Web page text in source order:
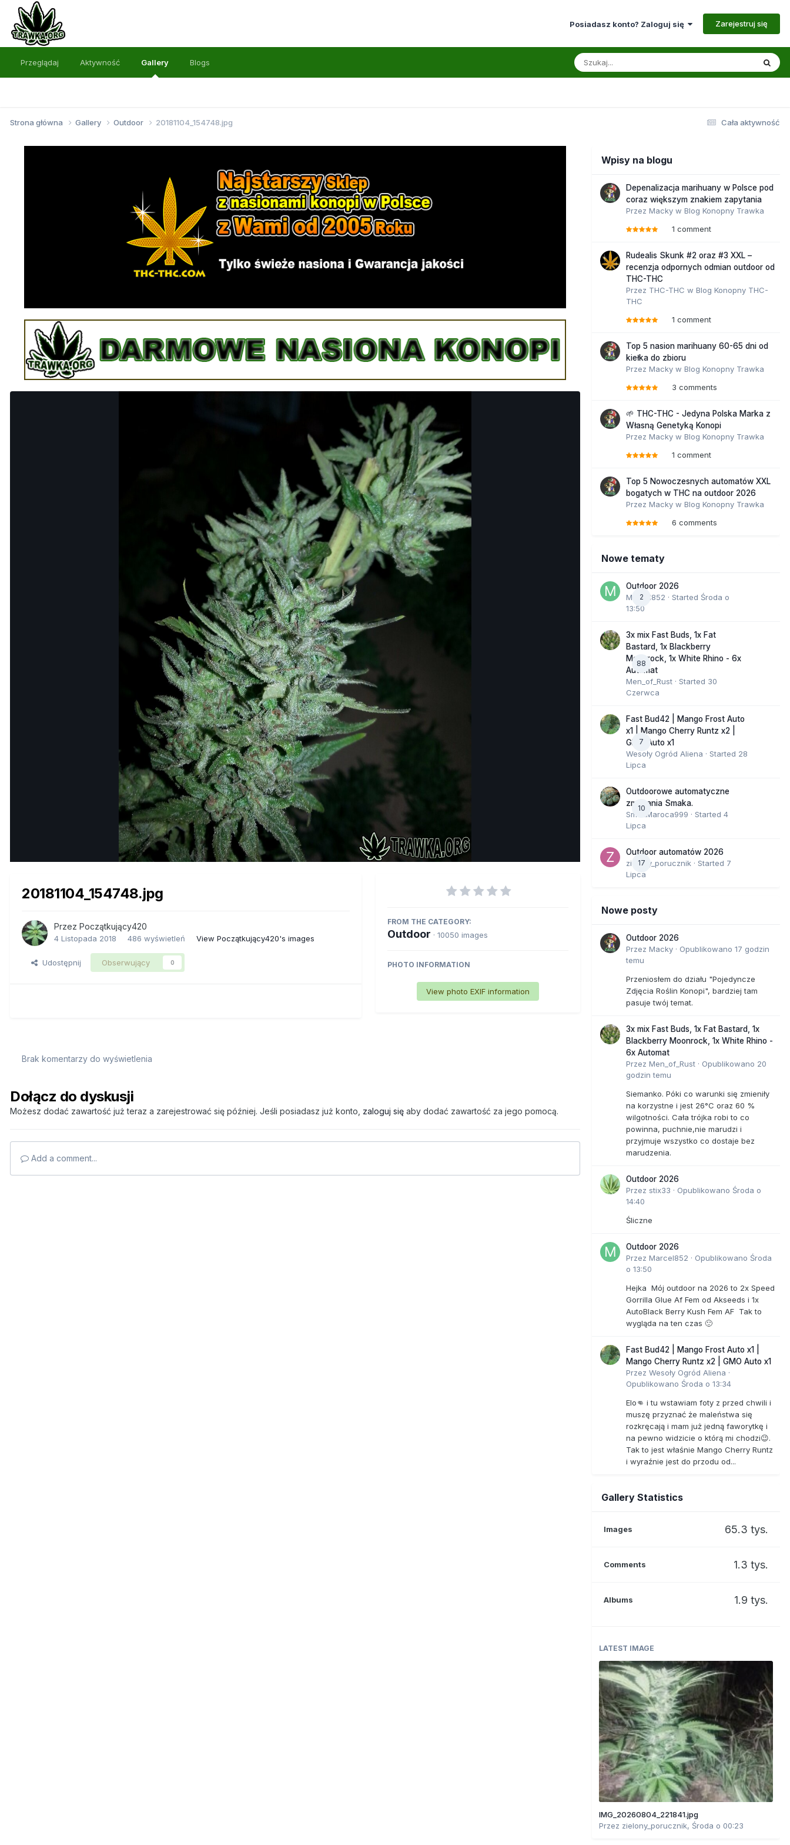
Posiadasz konto? Zaloguj się Zarejestruj się
Przeglądaj Aktywność Gallery Blogs
Cała aktywność
Strona główna Gallery Outdoor 20181104_154748.jpg
20181104_154748.jpg
Przez Początkujący420
4 Listopada 2018 486 wyświetleń View Początkujący420's images
Udostępnij Obserwujący 0
FROM THE CATEGORY:
Outdoor · 10050 images
PHOTO INFORMATION
View photo EXIF information
Brak komentarzy do wyświetlenia
Dołącz do dyskusji
Możesz dodać zawartość już teraz a zarejestrować się później. Jeśli posiadasz już konto, zaloguj się aby dodać zawartość za jego pomocą.
Add a comment...
Wpisy na blogu
Depenalizacja marihuany w Polsce pod
coraz większym znakiem zapytania
Przez Macky w Blog Konopny Trawka
1 comment
Rudealis Skunk #2 oraz #3 XXL –
recenzja odpornych odmian outdoor od
THC-THC
Przez THC-THC w Blog Konopny THC-
THC
1 comment
Top 5 nasion marihuany 60-65 dni od
kiełka do zbioru
Przez Macky w Blog Konopny Trawka
3 comments
🌱 THC-THC - Jedyna Polska Marka z
Własną Genetyką Konopi
Przez Macky w Blog Konopny Trawka
1 comment
Top 5 Nowoczesnych automatów XXL
bogatych w THC na outdoor 2026
Przez Macky w Blog Konopny Trawka
6 comments
Nowe tematy
2
Outdoor 2026
Marcel852 · Started Środa o
13:50
88
3x mix Fast Buds, 1x Fat
Bastard, 1x Blackberry
Moonrock, 1x White Rhino - 6x
Automat
Men_of_Rust · Started 30
Czerwca
7
Fast Bud42 | Mango Frost Auto
x1 | Mango Cherry Runtz x2 |
GMO Auto x1
Wesoły Ogród Aliena · Started 28
Lipca
10
Outdoorowe automatyczne
zmagania Smaka.
SmakMaroca999 · Started 4
Lipca
17
Outdoor automatów 2026
zielony_porucznik · Started 7
Lipca
Nowe posty
Outdoor 2026
Przez Macky · Opublikowano 17 godzin
temu
Przeniosłem do działu "Pojedyncze
Zdjęcia Roślin Konopi", bardziej tam
pasuje twój temat.
3x mix Fast Buds, 1x Fat Bastard, 1x
Blackberry Moonrock, 1x White Rhino -
6x Automat
Przez Men_of_Rust · Opublikowano 20
godzin temu
Siemanko. Póki co warunki się zmieniły
na korzystne i jest 26°C oraz 60 %
wilgotności. Cała trójka robi to co
powinna, puchnie,nie marudzi i
przyjmuje wszystko co dostaje bez
marudzenia.
Outdoor 2026
Przez stix33 · Opublikowano Środa o
14:40
Śliczne
Outdoor 2026
Przez Marcel852 · Opublikowano Środa
o 13:50
Hejka Mój outdoor na 2026 to 2x Speed
Gorrilla Glue Af Fem od Akseeds i 1x
AutoBlack Berry Kush Fem AF Tak to
wygląda na ten czas 🙂
Fast Bud42 | Mango Frost Auto x1 |
Mango Cherry Runtz x2 | GMO Auto x1
Przez Wesoły Ogród Aliena ·
Opublikowano Środa o 13:34
Elo👊 i tu wstawiam foty z przed chwili i
muszę przyznać że maleństwa się
rozkręcają i mam już jedną faworytkę i
na pewno widzicie o którą mi chodzi😉.
Tak to jest właśnie Mango Cherry Runtz
i wyraźnie jest do przodu od...
Gallery Statistics
Images 65.3 tys.
Comments 1.3 tys.
Albums 1.9 tys.
LATEST IMAGE
IMG_20260804_221841.jpg
Przez zielony_porucznik, Środa o 00:23